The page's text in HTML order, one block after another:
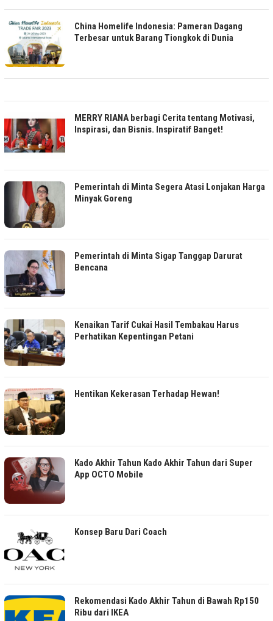
China Homelife Indonesia: Pameran Dagang
Terbesar untuk Barang Tiongkok di Dunia
MERRY RIANA berbagi Cerita tentang Motivasi,
Inspirasi, dan Bisnis. Inspiratif Banget!
Pemerintah di Minta Segera Atasi Lonjakan Harga
Minyak Goreng
Pemerintah di Minta Sigap Tanggap Darurat
Bencana
Kenaikan Tarif Cukai Hasil Tembakau Harus
Perhatikan Kepentingan Petani
Hentikan Kekerasan Terhadap Hewan!
Kado Akhir Tahun Kado Akhir Tahun dari Super
App OCTO Mobile
Konsep Baru Dari Coach
Rekomendasi Kado Akhir Tahun di Bawah Rp150
Ribu dari IKEA